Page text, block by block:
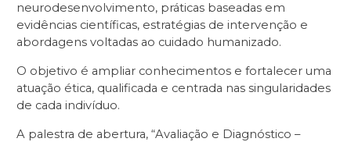
neurodesenvolvimento, práticas baseadas em
evidências científicas, estratégias de intervenção e
abordagens voltadas ao cuidado humanizado.
O objetivo é ampliar conhecimentos e fortalecer uma
atuação ética, qualificada e centrada nas singularidades
de cada indivíduo.
A palestra de abertura, “Avaliação e Diagnóstico –